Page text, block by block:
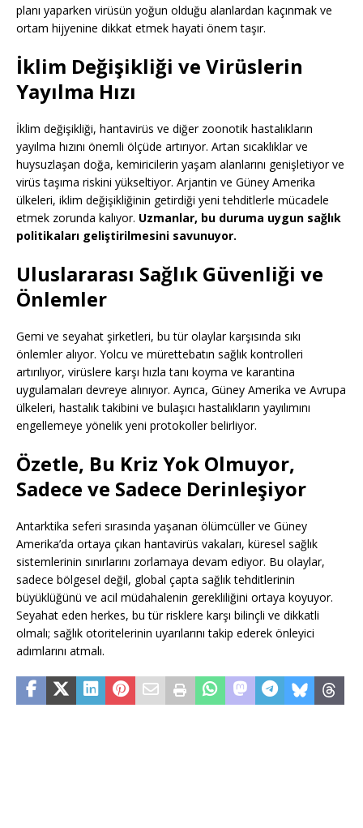
planı yaparken virüsün yoğun olduğu alanlardan kaçınmak ve
ortam hijyenine dikkat etmek hayati önem taşır.
İklim Değişikliği ve Virüslerin
Yayılma Hızı
İklim değişikliği, hantavirüs ve diğer zoonotik hastalıkların
yayılma hızını önemli ölçüde artırıyor. Artan sıcaklıklar ve
huysuzlaşan doğa, kemiricilerin yaşam alanlarını genişletiyor ve
virüs taşıma riskini yükseltiyor. Arjantin ve Güney Amerika
ülkeleri, iklim değişikliğinin getirdiği yeni tehditlerle mücadele
etmek zorunda kalıyor. Uzmanlar, bu duruma uygun sağlık
politikaları geliştirilmesini savunuyor.
Uluslararası Sağlık Güvenliği ve
Önlemler
Gemi ve seyahat şirketleri, bu tür olaylar karşısında sıkı
önlemler alıyor. Yolcu ve mürettebatın sağlık kontrolleri
artırılıyor, virüslere karşı hızla tanı koyma ve karantina
uygulamaları devreye alınıyor. Ayrıca, Güney Amerika ve Avrupa
ülkeleri, hastalık takibini ve bulaşıcı hastalıkların yayılımını
engellemeye yönelik yeni protokoller belirliyor.
Özetle, Bu Kriz Yok Olmuyor,
Sadece ve Sadece Derinleşiyor
Antarktika seferi sırasında yaşanan ölümcüller ve Güney
Amerika’da ortaya çıkan hantavirüs vakaları, küresel sağlık
sistemlerinin sınırlarını zorlamaya devam ediyor. Bu olaylar,
sadece bölgesel değil, global çapta sağlık tehditlerinin
büyüklüğünü ve acil müdahalenin gerekliliğini ortaya koyuyor.
Seyahat eden herkes, bu tür risklere karşı bilinçli ve dikkatli
olmalı; sağlık otoritelerinin uyarılarını takip ederek önleyici
adımlarını atmalı.